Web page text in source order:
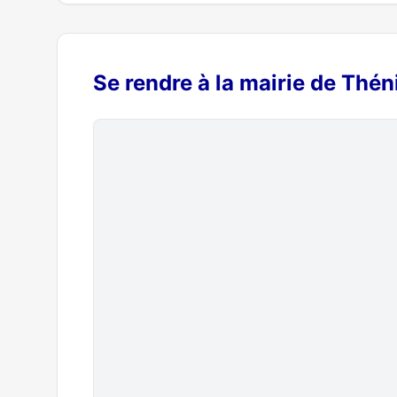
Se rendre à la mairie de